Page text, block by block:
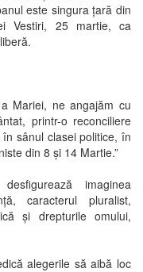
este singura țară din
Vestiri, 25 martie, ca
Mariei, ne angajăm cu
printr-o reconciliere
sânul clasei politice, în
din 8 și 14 Martie.”
imaginea
caracterul pluralist,
și drepturile omului,
alegerile să aibă loc